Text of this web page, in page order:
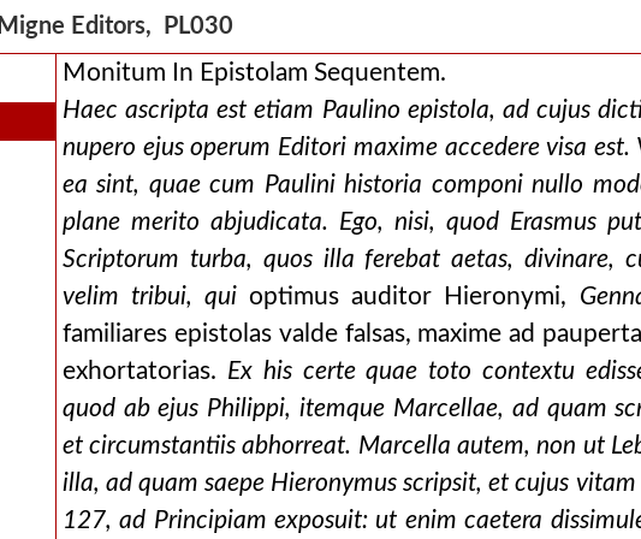
Migne Editors, PL030
Monitum In Epistolam Sequentem.
Haec ascripta est etiam Paulino epistola, ad cujus
nupero ejus operum Editori maxime accedere visa est.
ea sint, quae cum Paulini historia componi nullo
plane merito abjudicata. Ego, nisi, quod Erasmus
Scriptorum turba, quos illa ferebat aetas, divinare,
velim tribui, quioptimus auditor Hieronymi,
familiares epistolas valde falsas, maxime ad
exhortatorias. Ex his certe quae toto contextu
quod ab ejus Philippi, itemque Marcellae, ad quam
et circumstantiis abhorreat. Marcella autem, non ut
illa, ad quam saepe Hieronymus scripsit, et cujus
127, ad Principiam exposuit: ut enim caetera